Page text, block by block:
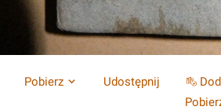
Pobierz Udostępnij